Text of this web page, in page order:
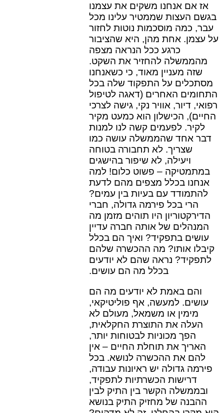
אז אם אנחנו משקים את עצמנו
בגשם העצות שממטיר עלינו מכל
עבר, כמה מוסכמות נוטות לחזור
על עצמן. אחת מהן, היא שהציבור
כרגע ככל הנראה מצפה
מהממשלה להחזיר את השקט.
שזה מעניין מאוד, כי כשאנחנו
מסתכלים על התפקוד שלה בכל
התחומים האחרים (דאגה לטיפול
רפואי, דיור, אוויר נקי, גישה לצרכי
החיים), הכישלון הוא כמעט מקיר
לקיר. לפעמים קשה לנו למנות
דבר אחד שהממשלה עושה כמו
שצריך. לא תחבורה בטוחה
ויעילה, לא שיפור בהישגים
במתמטיקה – פשוט כלום! למה
אנחנו בכלל מצפים מהם לדעת
להתמודד עם בעיות בין עמים?
הרי בכל פירמה גדולה, חברי
הדירקטוריון היו תוהים מזמן מה
המנהלים של אותה חברה עדיין
עושים בתפקיד? ואיך הם בכלל
קיבלו אותו? מה ההכשרה שלהם
לתפקיד? נראה שהם לא יודעים
בכלל מה הם עושים.
והם באמת לא יודעים מה הם
עושים. למעשה, אף פוליטיקאי,
מימין או משמאל, מעולם לא
העלה את התוצרת החקלאית,
הפך מכוניות לבטוחות יותר,
האריך את תוחלת החיים – אין
להם את ההכשרה לנושא. בכל
פירמה גדולה יש ראיונות עבודה,
דרישות הכשרתיות לתפקיד,
ובממשלה הקשר בין התיק לבין
ההבנה של מחזיק התיק בנושא